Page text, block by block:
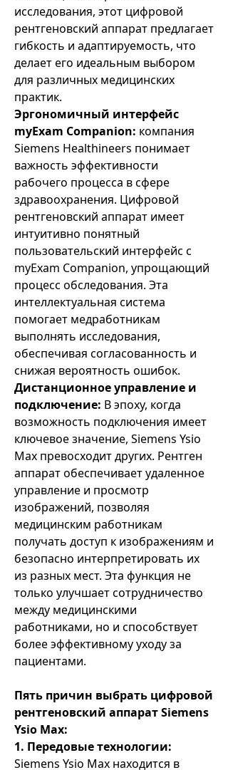
исследования, этот цифровой
рентгеновский аппарат предлагает
гибкость и адаптируемость, что
делает его идеальным выбором
для различных медицинских
практик.
Эргономичный интерфейс
myExam Companion: компания
Siemens Healthineers понимает
важность эффективности
рабочего процесса в сфере
здравоохранения. Цифровой
рентгеновский аппарат имеет
интуитивно понятный
пользовательский интерфейс с
myExam Companion, упрощающий
процесс обследования. Эта
интеллектуальная система
помогает медработникам
выполнять исследования,
обеспечивая согласованность и
снижая вероятность ошибок.
Дистанционное управление и
подключение: В эпоху, когда
возможность подключения имеет
ключевое значение, Siemens Ysio
Max превосходит других. Рентген
аппарат обеспечивает удаленное
управление и просмотр
изображений, позволяя
медицинским работникам
получать доступ к изображениям и
безопасно интерпретировать их
из разных мест. Эта функция не
только улучшает сотрудничество
между медицинскими
работниками, но и способствует
более эффективному уходу за
пациентами.
Пять причин выбрать цифровой
рентгеновский аппарат Siemens
Ysio Max:
1. Передовые технологии:
Siemens Ysio Max находится в